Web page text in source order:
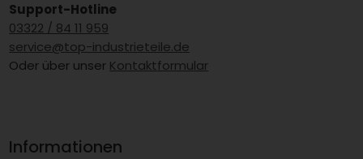
Support-Hotline
03322 / 84 11 959
service@top-industrieteile.de
Oder über unser Kontaktformular
Informationen